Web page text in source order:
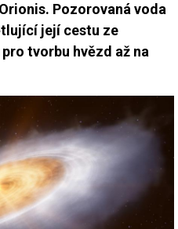
Pozorovaná voda
její cestu ze
tvorbu hvězd až na